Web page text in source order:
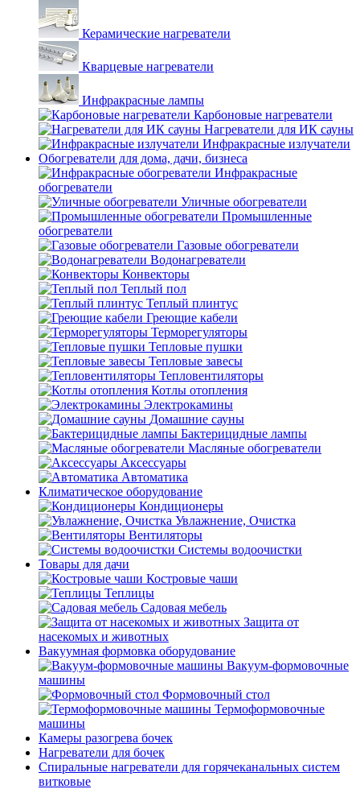
Керамические нагреватели
Кварцевые нагреватели
Инфракрасные лампы
Карбоновые нагреватели
Нагреватели для ИК сауны
Инфракрасные излучатели
Обогреватели для дома, дачи, бизнеса
Инфракрасные
обогреватели
Уличные обогреватели
Промышленные
обогреватели
Газовые обогреватели
Водонагреватели
Конвекторы
Теплый пол
Теплый плинтус
Греющие кабели
Терморегуляторы
Тепловые пушки
Тепловые завесы
Тепловентиляторы
Котлы отопления
Электрокамины
Домашние сауны
Бактерицидные лампы
Масляные обогреватели
Аксессуары
Автоматика
Климатическое оборудование
Кондиционеры
Увлажнение, Очистка
Вентиляторы
Системы водоочистки
Товары для дачи
Костровые чаши
Теплицы
Садовая мебель
Защита от
насекомых и животных
Вакуумная формовка оборудование
Вакуум-формовочные
машины
Формовочный стол
Термоформовочные
машины
Камеры разогрева бочек
Нагреватели для бочек
Спиральные нагреватели для горячеканальных систем
витковые